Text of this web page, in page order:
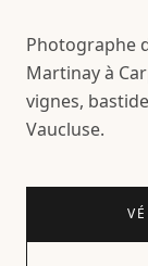
Photographe
Martinay à
vignes,
Vaucluse.